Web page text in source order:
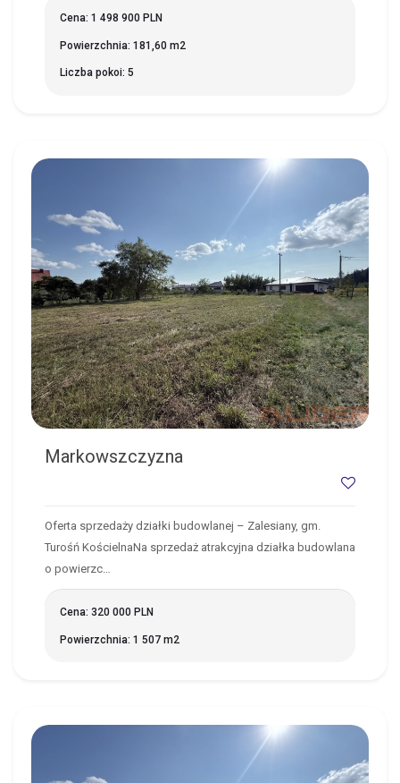
Cena: 1 498 900 PLN
Powierzchnia: 181,60 m2
Liczba pokoi: 5
Markowszczyzna
Oferta sprzedaży działki budowlanej – Zalesiany, gm.
Turośń KościelnaNa sprzedaż atrakcyjna działka budowlana
o powierzc…
Cena: 320 000 PLN
Powierzchnia: 1 507 m2